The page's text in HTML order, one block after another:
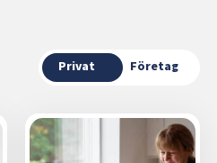
Privat Företag